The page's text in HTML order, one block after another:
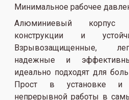
Минимальное рабочее
Алюминиевый корпус
конструкции и
Взрывозащищенные,
надежные и
идеально подходят для
Прост в установке и
непрерывной работы в